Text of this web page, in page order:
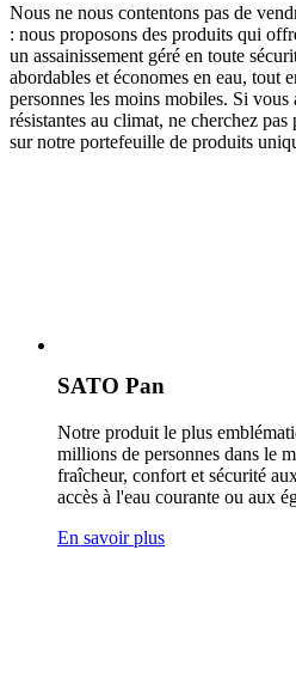
Nous ne nous contentons pas de
: nous proposons des produits qui
un assainissement géré en toute
abordables et économes en eau, tout
personnes les moins mobiles. Si
résistantes au climat, ne cherchez pas
sur notre portefeuille de produits
SATO Pan
Notre produit le plus
millions de personnes dans le
fraîcheur, confort et sécurité
accès à l'eau courante ou aux
En savoir plus